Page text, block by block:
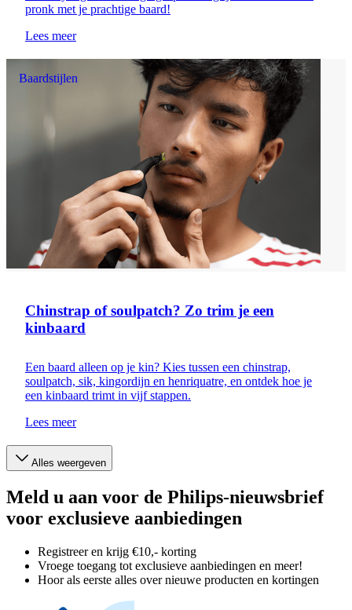
pronk met je prachtige baard!
Lees meer
Baardstijlen
Chinstrap of soulpatch? Zo trim je een
kinbaard
Een baard alleen op je kin? Kies tussen een chinstrap,
soulpatch, sik, kingordijn en henriquatre, en ontdek hoe je
een kinbaard trimt in vijf stappen.
Lees meer
Alles weergeven
Meld u aan voor de Philips-nieuwsbrief
voor exclusieve aanbiedingen
Registreer en krijg €10,- korting
Vroege toegang tot exclusieve aanbiedingen en meer!
Hoor als eerste alles over nieuwe producten en kortingen